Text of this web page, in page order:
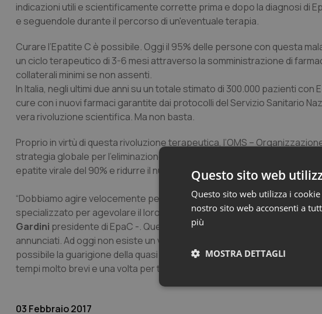
indicazioni utili e scientificamente corrette prima e dopo la diagnosi di
e seguendole durante il percorso di un'eventuale terapia.
Curare l’Epatite C è possibile. Oggi il 95% delle persone con questa
un ciclo terapeutico di 3-6 mesi attraverso la somministrazione di
collaterali minimi se non assenti.
In Italia, negli ultimi due anni su un totale stimato di 300.000 pazienti
cure con i nuovi farmaci garantite dai protocolli del Servizio Sanitario
vera rivoluzione scientifica. Ma non basta.
Proprio in virtù di questa rivoluzione terapeutica, l’OMS –
strategia globale per l’eliminazione dell’Epatite C nel mondo e si è
epatite virale del 90% e ridurre il numero di morti a causa di epatite
“Dobbiamo agire velocemente per informare tutti quei pazienti che
specializzato per agevolare il loro percorso terapeutico sino alla
Gardini presidente di EpaC -. Quella dell’OMS è una strategia
annunciati. Ad oggi non esiste un vaccino per l'Epatite C, ma
possibile la guarigione della quasi totalità dei pazienti trattati entro 3-
tempi molto brevi e una volta per tutte l’accesso a questi nuovi farmaci
03 Febbraio 2017
Questo sito web
Questo sito web utilizza i
nostro sito web acconsenti a
più
MOSTRA DETTAGLI
Necessari